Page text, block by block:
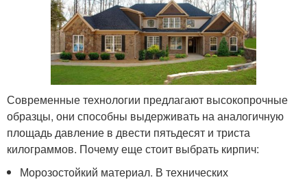
Современные технологии предлагают высокопрочные
образцы, они способны выдерживать на аналогичную
площадь давление в двести пятьдесят и триста
килограммов. Почему еще стоит выбрать кирпич:
Морозостойкий материал. В технических